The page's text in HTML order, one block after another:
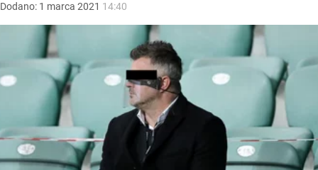
Dodano: 1 marca 2021 14:40